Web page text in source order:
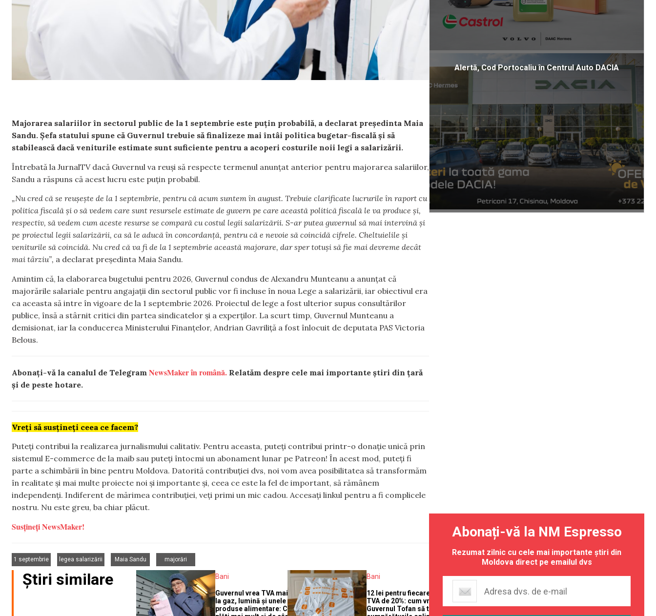
Majorarea salariilor în sectorul public de la 1 septembrie este puțin probabilă, a declarat președinta Maia
Sandu. Șefa statului spune că Guvernul trebuie să finalizeze mai întâi politica bugetar-fiscală și să
stabilească dacă veniturile estimate sunt suficiente pentru a acoperi costurile noii legi a salarizării.
Întrebată la JurnalTV dacă Guvernul va reuși să respecte termenul anunțat anterior pentru majorarea salariilor,
Sandu a răspuns că acest lucru este puțin probabil.
„Nu cred că se reușește de la 1 septembrie, pentru că acum suntem în august. Trebuie clarificate lucrurile în raport cu
politica fiscală și o să vedem care sunt resursele estimate de guvern pe care această politică fiscală le va produce și,
respectiv, să vedem cum aceste resurse se compară cu costul legii salarizării. S-ar putea guvernul să mai intervină și
pe proiectul legii salarizării, ca să le aducă în concordanță, pentru că e nevoie să coincidă cifrele. Cheltuielile și
veniturile să coincidă. Nu cred că va fi de la 1 septembrie această majorare, dar sper totuși să fie mai devreme decât
mai târziu”, a declarat președinta Maia Sandu.
Amintim că, la elaborarea bugetului pentru 2026, Guvernul condus de Alexandru Munteanu a anunțat că
majorările salariale pentru angajații din sectorul public vor fi incluse în noua Lege a salarizării, iar obiectivul era
ca aceasta să intre în vigoare de la 1 septembrie 2026. Proiectul de lege a fost ulterior supus consultărilor
publice, însă a stârnit critici din partea sindicatelor și a experților. La scurt timp, Guvernul Munteanu a
demisionat, iar la conducerea Ministerului Finanțelor, Andrian Gavriliță a fost înlocuit de deputata PAS Victoria
Belous.
Abonați-vă la canalul de Telegram NewsMaker în română. Relatăm despre cele mai importante știri din țară
și de peste hotare.
Vreți să susțineți ceea ce facem?
Puteți contribui la realizarea jurnalismului calitativ. Pentru aceasta, puteți contribui printr-o donație unică prin
sistemul E-commerce de la maib sau puteți întocmi un abonament lunar pe Patreon! În acest mod, puteți fi
parte a schimbării în bine pentru Moldova. Datorită contribuției dvs, noi vom avea posibilitatea să transformăm
în realitate și mai multe proiecte noi și importante și, ceea ce este la fel de important, să rămânem
independenți. Indiferent de mărimea contribuției, veți primi un mic cadou. Accesați linkul pentru a fi complicele
nostru. Nu este greu, ba chiar plăcut.
Susțineți NewsMaker!
1 septembrie
legea salarizării
Maia Sandu
majorări
Știri similare Bani
Guvernul vrea TVA mai mare
la gaz, lumină și unele
produse alimentare: Cine va
Bani
12 lei pentru fiecare colet și
TVA de 20%: cum vrea
Guvernul Tofan să taxeze
Alertă, Cod Portocaliu în Centrul Auto DACIA
Abonați-vă la NM Espresso
Rezumat zilnic cu cele mai importante știri din
Moldova direct pe emailul dvs